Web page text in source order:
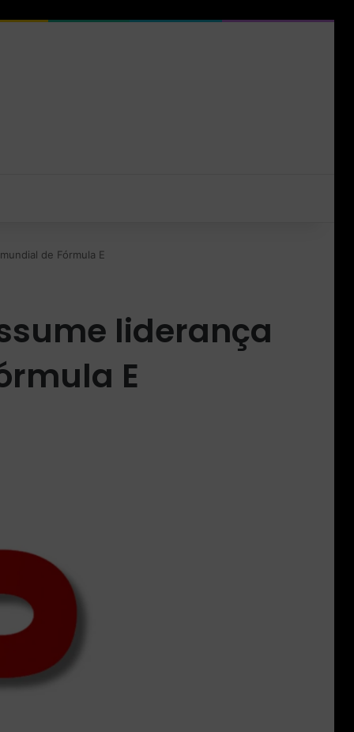
de Fórmula E
liderança
E